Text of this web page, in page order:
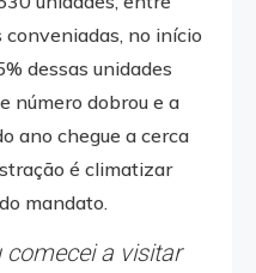
no início
dessas unidades
número dobrou e a
ano chegue a cerca
é climatizar
mandato.
comecei a visitar